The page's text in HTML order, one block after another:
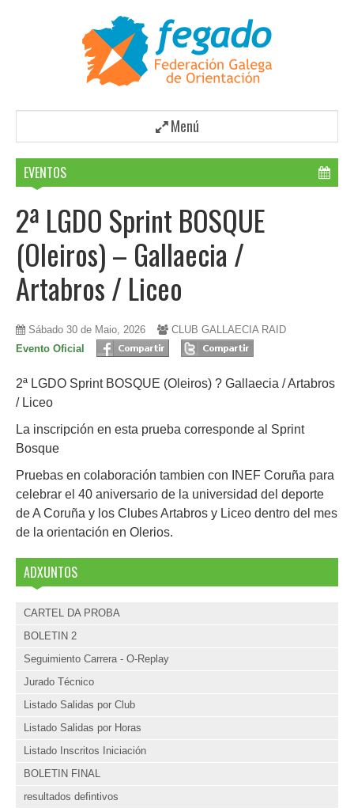
Menú
EVENTOS
2ª LGDO Sprint BOSQUE
(Oleiros) – Gallaecia /
Artabros / Liceo
Sábado 30 de Maio, 2026
CLUB GALLAECIA RAID
Evento Oficial
2ª LGDO Sprint BOSQUE (Oleiros) ? Gallaecia / Artabros
/ Liceo
La inscripción en esta prueba corresponde al Sprint
Bosque
Pruebas en colaboración tambien con INEF Coruña para
celebrar el 40 aniversario de la universidad del deporte
de A Coruña y los Clubes Artabros y Liceo dentro del mes
de la orientación en Olerios.
ADXUNTOS
CARTEL DA PROBA
BOLETIN 2
Seguimiento Carrera - O-Replay
Jurado Técnico
Listado Salidas por Club
Listado Salidas por Horas
Listado Inscritos Iniciación
BOLETIN FINAL
resultados defintivos